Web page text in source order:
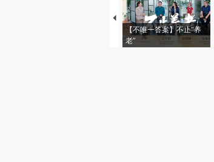
【不唯一答案】不止“养
老”